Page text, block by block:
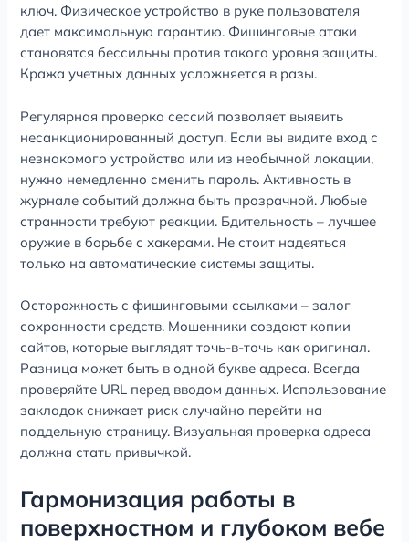
ключ. Физическое устройство в руке пользователя
дает максимальную гарантию. Фишинговые атаки
становятся бессильны против такого уровня защиты.
Кража учетных данных усложняется в разы.
Регулярная проверка сессий позволяет выявить
несанкционированный доступ. Если вы видите вход с
незнакомого устройства или из необычной локации,
нужно немедленно сменить пароль. Активность в
журнале событий должна быть прозрачной. Любые
странности требуют реакции. Бдительность – лучшее
оружие в борьбе с хакерами. Не стоит надеяться
только на автоматические системы защиты.
Осторожность с фишинговыми ссылками – залог
сохранности средств. Мошенники создают копии
сайтов, которые выглядят точь-в-точь как оригинал.
Разница может быть в одной букве адреса. Всегда
проверяйте URL перед вводом данных. Использование
закладок снижает риск случайно перейти на
поддельную страницу. Визуальная проверка адреса
должна стать привычкой.
Гармонизация работы в
поверхностном и глубоком вебе